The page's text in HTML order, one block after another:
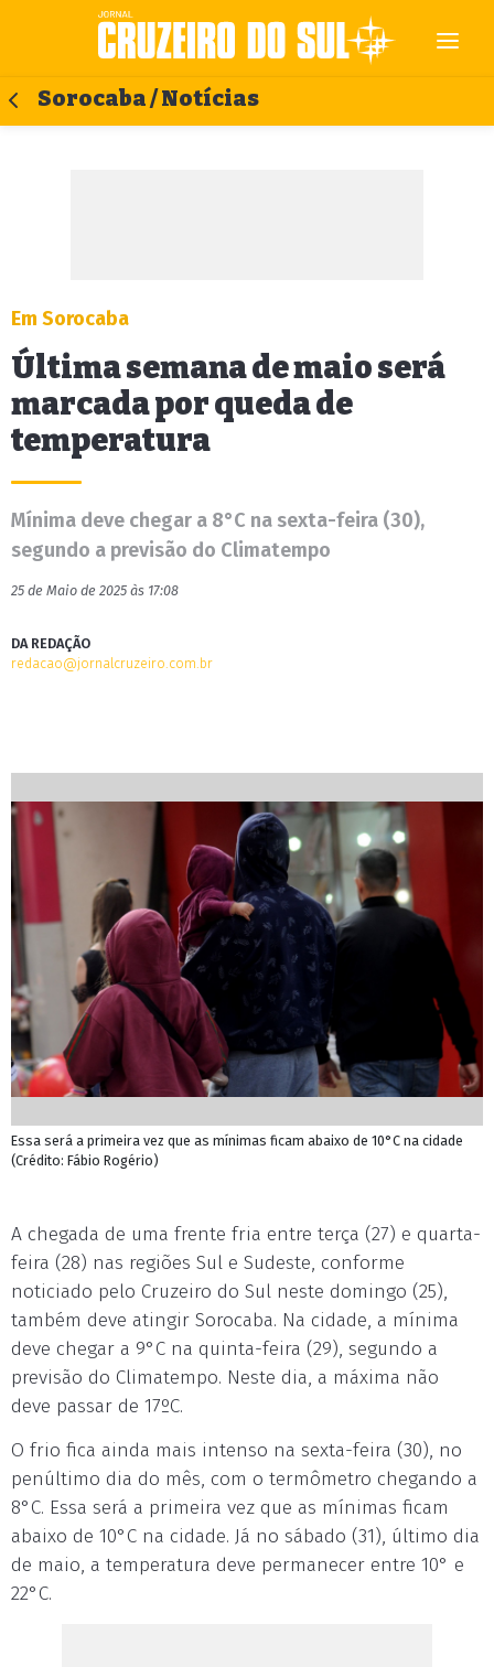
Sorocaba / Notícias
Em Sorocaba
Última semana de maio será
marcada por queda de
temperatura
Mínima deve chegar a 8°C na sexta-feira (30),
segundo a previsão do Climatempo
25 de Maio de 2025 às 17:08
DA REDAÇÃO
redacao@jornalcruzeiro.com.br
Essa será a primeira vez que as mínimas ficam abaixo de 10°C na cidade
(Crédito: Fábio Rogério)
A chegada de uma frente fria entre terça (27) e quarta-
feira (28) nas regiões Sul e Sudeste, conforme
noticiado pelo Cruzeiro do Sul neste domingo (25),
também deve atingir Sorocaba. Na cidade, a mínima
deve chegar a 9°C na quinta-feira (29), segundo a
previsão do Climatempo. Neste dia, a máxima não
deve passar de 17ºC.
O frio fica ainda mais intenso na sexta-feira (30), no
penúltimo dia do mês, com o termômetro chegando a
8°C. Essa será a primeira vez que as mínimas ficam
abaixo de 10°C na cidade. Já no sábado (31), último dia
de maio, a temperatura deve permanecer entre 10° e
22°C.